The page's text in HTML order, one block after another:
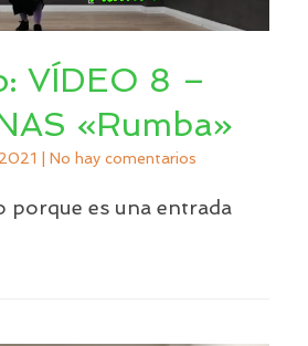
VÍDEO 8 –
«Rumba»
No hay comentarios
porque es una entrada